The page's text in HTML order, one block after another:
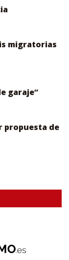
migratorias
garaje”
propuesta de